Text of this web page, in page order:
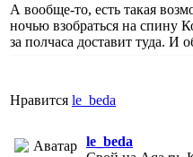
А вообще-то, есть такая
ночью взобраться на спину
за полчаса доставит туда. И
Нравится le_beda
le_beda